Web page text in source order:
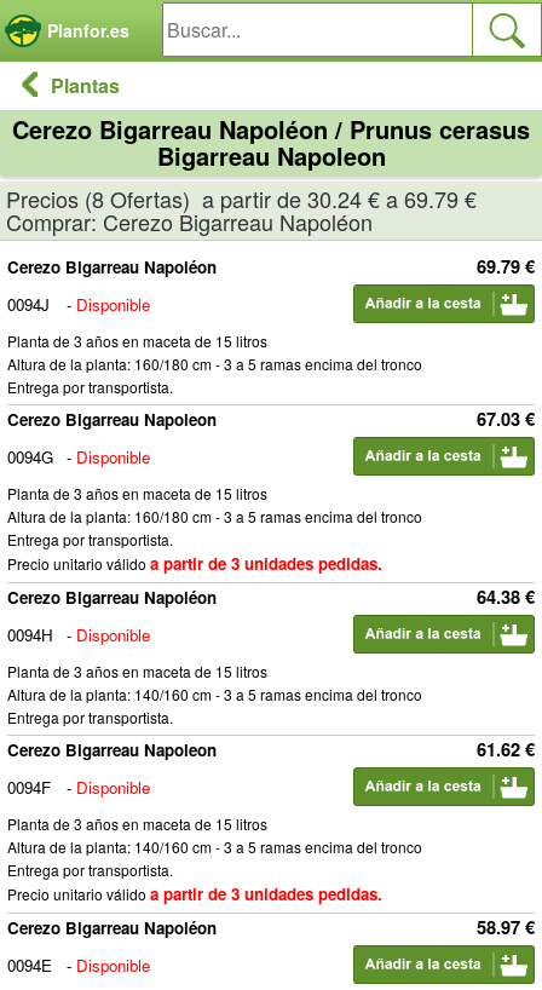
Planfor.es
Plantas
Cerezo Bigarreau Napoléon / Prunus cerasus
Bigarreau Napoleon
Precios (8 Ofertas) a partir de 30.24 € a 69.79 €
Comprar: Cerezo Bigarreau Napoléon
69.79 €
Cerezo Bigarreau Napoléon
0094J
- Disponible
Planta de 3 años en maceta de 15 litros
Altura de la planta: 160/180 cm - 3 a 5 ramas encima del tronco
Entrega por transportista.
67.03 €
Cerezo Bigarreau Napoleon
0094G - Disponible
Planta de 3 años en maceta de 15 litros
Altura de la planta: 160/180 cm - 3 a 5 ramas encima del tronco
Entrega por transportista.
Precio unitario válido a partir de 3 unidades pedidas.
64.38 €
Cerezo Bigarreau Napoléon
0094H
- Disponible
Planta de 3 años en maceta de 15 litros
Altura de la planta: 140/160 cm - 3 a 5 ramas encima del tronco
Entrega por transportista.
61.62 €
Cerezo Bigarreau Napoleon
0094F
- Disponible
Planta de 3 años en maceta de 15 litros
Altura de la planta: 140/160 cm - 3 a 5 ramas encima del tronco
Entrega por transportista.
Precio unitario válido a partir de 3 unidades pedidas.
58.97 €
Cerezo Bigarreau Napoléon
0094E
- Disponible
Panel de gestión de cookies